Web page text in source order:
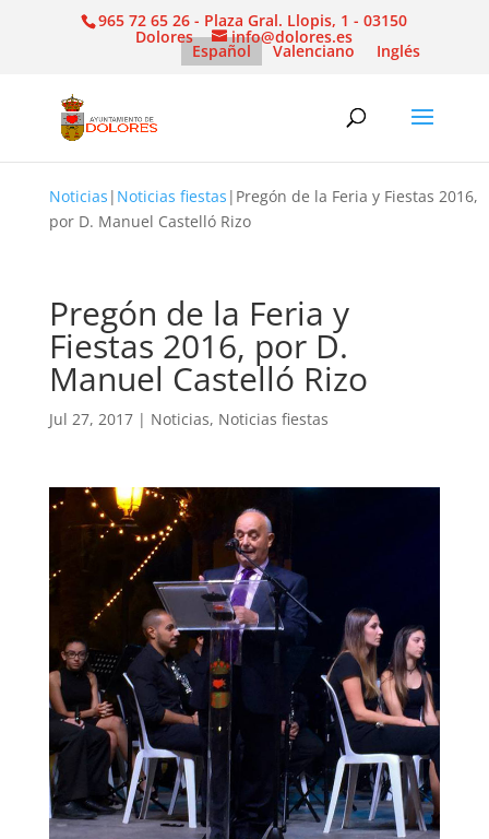
965 72 65 26 - Plaza Gral. Llopis, 1 - 03150
Dolores info@dolores.es
Español Valenciano Inglés
Noticias | Noticias fiestas | Pregón de la Feria y Fiestas 2016,
por D. Manuel Castelló Rizo
Pregón de la Feria y
Fiestas 2016, por D.
Manuel Castelló Rizo
Jul 27, 2017| Noticias, Noticias fiestas